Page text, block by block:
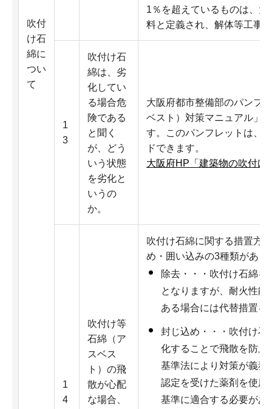
吹付
け石
綿に
つい
て
1％を超えているものは、
料と定義され、解体等工事
1
3
吹付け石
綿は、劣
化してい
る場合危
険である
と聞く
が、どう
いう状態
を劣化と
いうの
か。
大阪府都市整備部のパンフ
ベスト）対策マニュアル」
す。このパンフレットは、
ドできます。
大阪府HP「建築物の吹付け
1
4
吹付け等
石綿（ア
スベス
ト）の飛
散が心配
な場合、
吹付け石綿に関する措置方
め・囲い込みの3種類があり
除去・・・吹付け石綿
となりますが、耐火性
ある場合には代替措置
封じ込め・・・吹付け石
化することで飛散を防止
基準法により対策が義務
認定を受けた薬剤を使用
基準に適合する必要があ